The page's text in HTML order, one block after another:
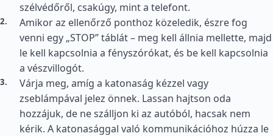
szélvédőről, csakúgy, mint a telefont.
Amikor az ellenőrző ponthoz közeledik, észre fog
venni egy „STOP” táblát – meg kell állnia mellette, majd
le kell kapcsolnia a fényszórókat, és be kell kapcsolnia
a vészvillogót.
Várja meg, amíg a katonaság kézzel vagy
zseblámpával jelez önnek. Lassan hajtson oda
hozzájuk, de ne szálljon ki az autóból, hacsak nem
kérik. A katonasággal való kommunikációhoz húzza le